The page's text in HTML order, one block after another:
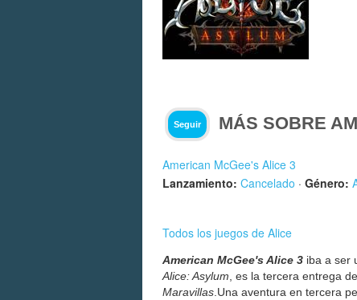
Seguir MÁS SOBRE
American McGee's Alice 3
Lanzamiento: Cancelado · Género:
Todos los juegos de Alice
American McGee's Alice 3 iba a ser
Alice: Asylum , es la tercera entrega
Maravillas .Una aventura en tercera